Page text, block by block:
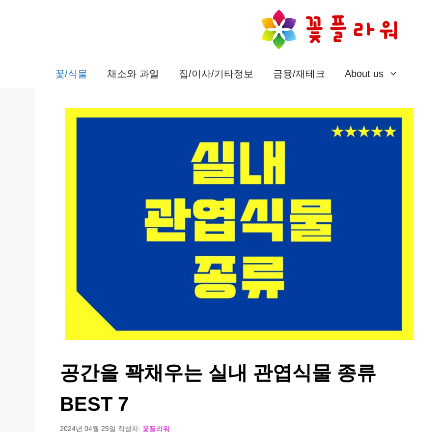
꽃/식물 채소와 과일 집/이사/기타정보 금융/재테크 About us
공간을 꽉채우는 실내 관엽식물 종류
BEST 7
2024년 04월 25일 작성자: 꽃플라워